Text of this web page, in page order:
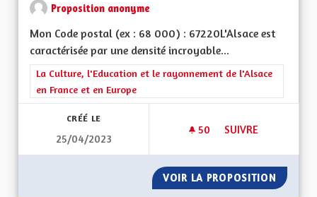
Proposition anonyme
Mon Code postal (ex : 68 000) : 67220L'Alsace est
caractérisée par une densité incroyable...
Filtrer les résultats de la catégorie : La Culture, l'Education et
La Culture, l'Education et le rayonnement de l'Alsace
en France et en Europe
CRÉÉ LE
25/04/2023
50 50 ABONNÉS
SUIVRE
VOIR LA PROPOSITION